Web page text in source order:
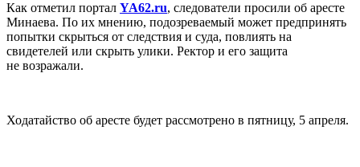
Как отметил портал YA62.ru, следователи просили об аресте
Минаева. По их мнению, подозреваемый может предпринять
попытки скрыться от следствия и суда, повлиять на
свидетелей или скрыть улики. Ректор и его защита
не возражали.
Ходатайство об аресте будет рассмотрено в пятницу, 5 апреля.